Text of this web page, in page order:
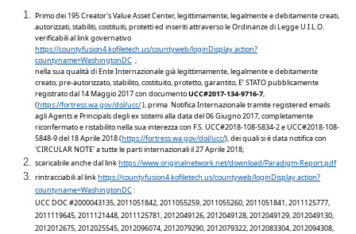
Primo dei 195 Creator's Value Asset Center, legittimamente, legalmente e debitamente creati,
autorizzati, stabiliti, costituiti, protetti ed inseriti attraverso le Ordinanze di Legge U.I.L.O.
verificabilial link governativo
https://countyfusion4.kofiletech.us/countyweb/loginDisplay.action?
countyname=WashingtonDC ,
nella sua qualità di Ente Internazionale già legittimamente, legalmente e debitamente
creato, pre-autorizzato, stabilito, costituito, protetto, garantito,E’ STATOpubblicamente
registrato dal 14 Maggio 2017 con documentoUCC#2017-134-9716-7,
(https://fortress.wa.gov/dol/ucc/),prima NotificaInternazionaletramite registered emails
agli Agents e Principals degli ex sistemi alla data del 06 Giugno 2017, completamente
riconfermato e ristabilito nella sua interezza con F.S. UCC#2018-108-5834-2 e UCC#2018-108-
5848-9 del 18 Aprile 2018 (https://fortress.wa.gov/dol/ucc/), deiqualisi è data notifica con
'CIRCULAR NOTE' a tutte le parti internazionali il 27 Aprile 2018;
scaricabile anche dal linkhttps://www.originalnetwork.net/download/Paradigm-Report.pdf
rintracciabili al linkhttps://countyfusion4.kofiletech.us/countyweb/loginDisplay.action?
countyname=WashingtonDC:
UCC DOC #2000043135, 2011051842, 2011055259, 2011055260, 2011051841, 2011125777,
2011119645, 2011121448, 2011125781, 2012049126, 2012049128, 2012049129, 2012049130,
2012012675, 2012025545, 2012096074, 2012079290, 2012079322, 2012083304, 2012094308,